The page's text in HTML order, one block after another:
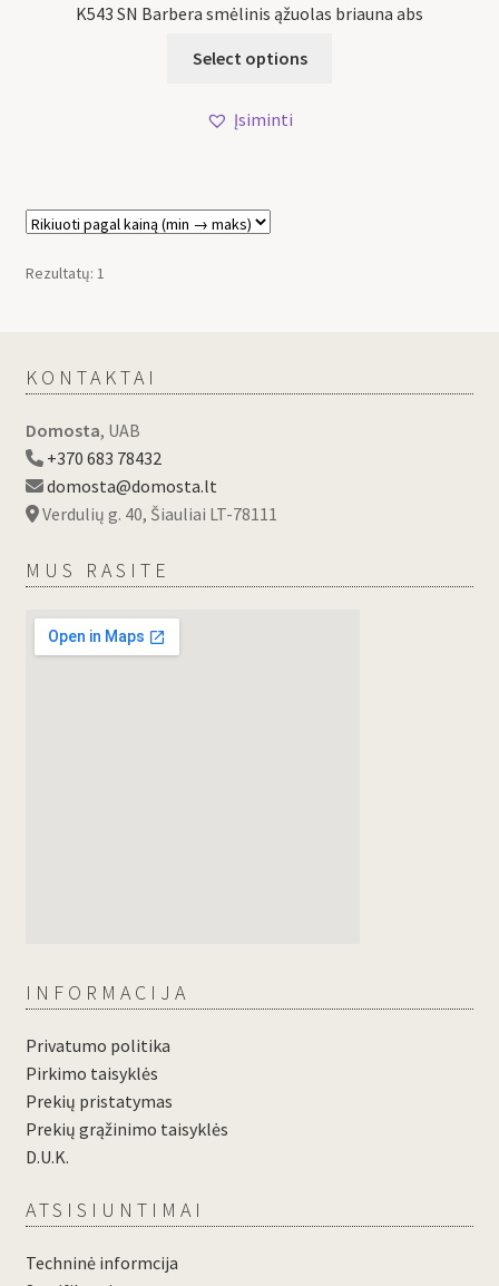
K543 SN Barbera smėlinis ąžuolas briauna abs
Select options
Įsiminti
Rezultatų: 1
KONTAKTAI
Domosta, UAB
+370 683 78432
domosta@domosta.lt
Verdulių g. 40, Šiauliai LT-78111
MUS RASITE
INFORMACIJA
Privatumo politika
Pirkimo taisyklės
Prekių pristatymas
Prekių grąžinimo taisyklės
D.U.K.
ATSISIUNTIMAI
Techninė informcija